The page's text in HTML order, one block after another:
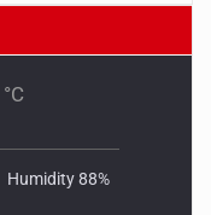
°C
Humidity 88%